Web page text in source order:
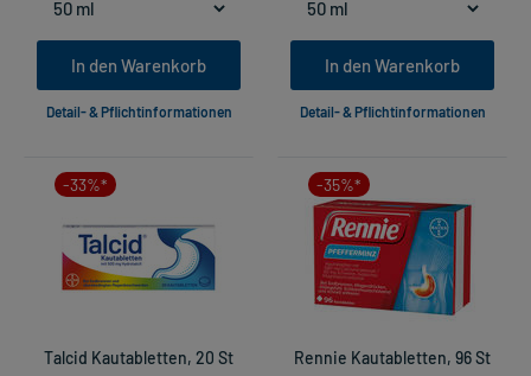
In den Warenkorb
Detail- & Pflichtinformationen
In den Warenkorb
Detail- & Pflichtinformationen
-33%*
Talcid Kautabletten, 20 St
-35%*
Rennie Kautabletten, 96 St